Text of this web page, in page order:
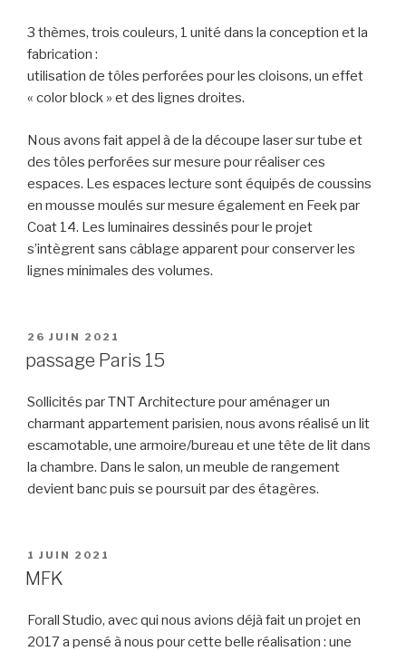
3 thèmes, trois couleurs, 1 unité dans la conception et la
fabrication :
utilisation de tôles perforées pour les cloisons, un effet
« color block » et des lignes droites.
Nous avons fait appel à de la découpe laser sur tube et
des tôles perforées sur mesure pour réaliser ces
espaces. Les espaces lecture sont équipés de coussins
en mousse moulés sur mesure également en Feek par
Coat 14. Les luminaires dessinés pour le projet
s’intègrent sans câblage apparent pour conserver les
lignes minimales des volumes.
PUBLIÉ
26 JUIN 2021
passage Paris 15
Sollicités par TNT Architecture pour aménager un
charmant appartement parisien, nous avons réalisé un lit
escamotable, une armoire/bureau et une tête de lit dans
la chambre. Dans le salon, un meuble de rangement
devient banc puis se poursuit par des étagères.
PUBLIÉ
LE
1 JUIN 2021
MFK
Forall Studio, avec qui nous avions déjà fait un projet en
2017 a pensé à nous pour cette belle réalisation : une